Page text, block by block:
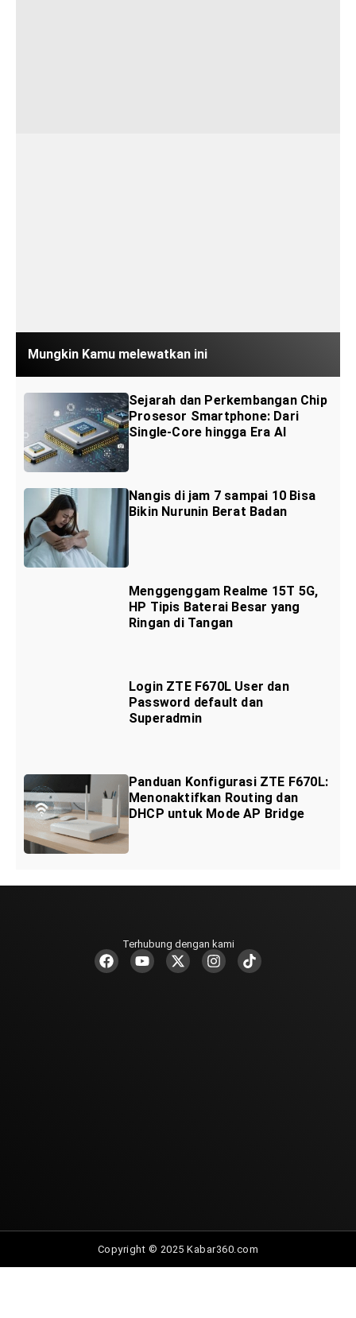
Mungkin Kamu melewatkan ini
Sejarah dan Perkembangan Chip
Prosesor Smartphone: Dari
Single-Core hingga Era AI
Nangis di jam 7 sampai 10 Bisa
Bikin Nurunin Berat Badan
Menggenggam Realme 15T 5G,
HP Tipis Baterai Besar yang
Ringan di Tangan
Login ZTE F670L User dan
Password default dan
Superadmin
Panduan Konfigurasi ZTE F670L:
Menonaktifkan Routing dan
DHCP untuk Mode AP Bridge
Terhubung dengan kami
Copyright © 2025 Kabar360.com